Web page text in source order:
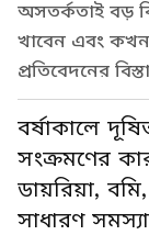
অসতর্কতাই বড়
খাবেন এবং
প্রতিবেদনের
বর্ষাকালে
সংক্রমণের
ডায়রিয়া,
সাধারণ